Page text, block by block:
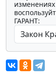
ГАРАНТ: